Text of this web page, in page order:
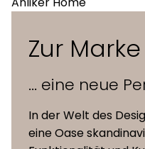
Schale ohne
Polsterung
Zur
... eine neue
In der Welt des
eine Oase